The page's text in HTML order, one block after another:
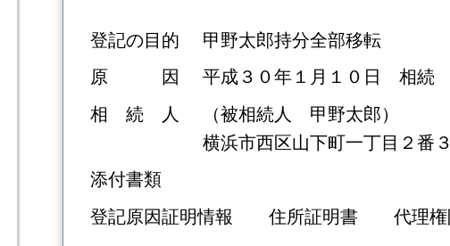
登記の目的
甲野太郎持分全部移転
原 因 平成３０年１月１０日 相続
相 続 人 （被相続人 甲野太郎）
横浜市西区山下町一丁目２番３
添付書類
登記原因証明情報 住所証明書 代理